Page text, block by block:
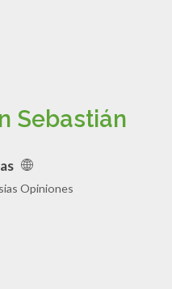
Sebastián
Opiniones